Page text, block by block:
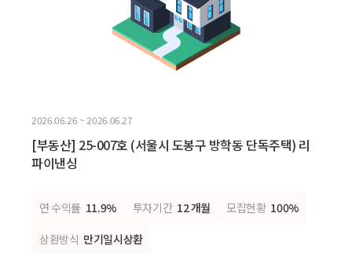
2026.06.26 ~ 2026.06.27
[부동산] 25-007호 (서울시 도봉구 방학동 단독주택) 리
파이낸싱
연 수익률 11.9% 투자기간 12 개월 모집현황 100%
상환방식 만기일시상환